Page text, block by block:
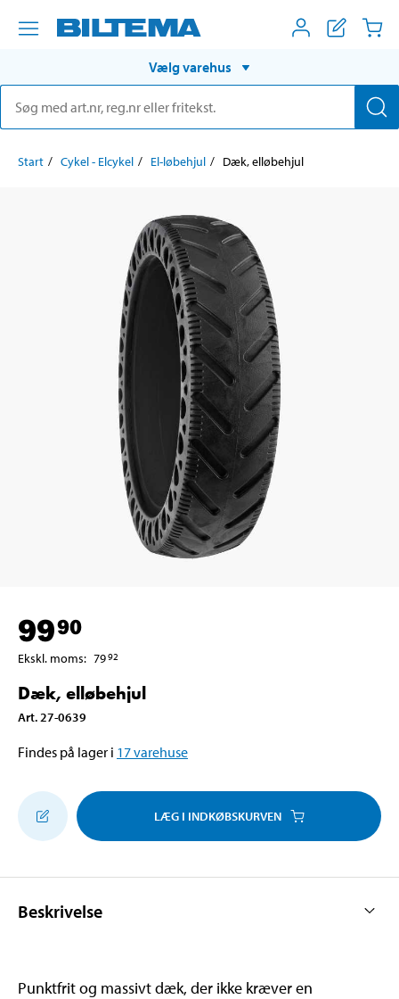
Vælg varehus
Start Cykel - Elcykel El-løbehjul Dæk, elløbehjul
9990
Ekskl. moms: 7992
Dæk, elløbehjul
Art. 27-0639
Findes på lager i 17varehuse
LÆG I INDKØBSKURVEN
Beskrivelse
Punktfrit og massivt dæk, der ikke kræver en